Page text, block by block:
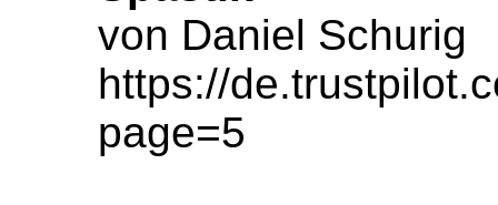
von Daniel Schurig
https://
page=5